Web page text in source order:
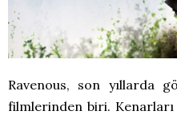
Ravenous, son yıllarda
filmlerinden biri.